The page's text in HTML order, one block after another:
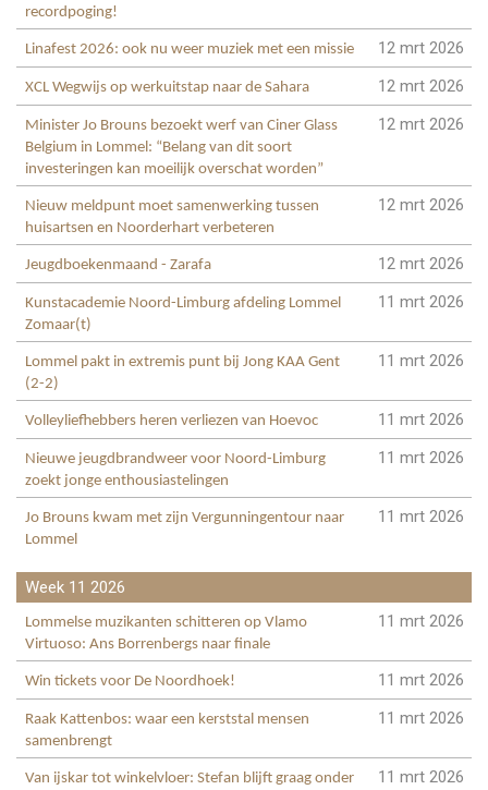
recordpoging!
Linafest 2026: ook nu weer muziek met een missie 12 mrt 2026
XCL Wegwijs op werkuitstap naar de Sahara 12 mrt 2026
Minister Jo Brouns bezoekt werf van Ciner Glass
Belgium in Lommel: “Belang van dit soort
investeringen kan moeilijk overschat worden”
12 mrt 2026
Nieuw meldpunt moet samenwerking tussen
huisartsen en Noorderhart verbeteren
12 mrt 2026
Jeugdboekenmaand - Zarafa 12 mrt 2026
Kunstacademie Noord-Limburg afdeling Lommel
Zomaar(t)
11 mrt 2026
Lommel pakt in extremis punt bij Jong KAA Gent
(2-2)
11 mrt 2026
Volleyliefhebbers heren verliezen van Hoevoc 11 mrt 2026
Nieuwe jeugdbrandweer voor Noord-Limburg
zoekt jonge enthousiastelingen
11 mrt 2026
Jo Brouns kwam met zijn Vergunningentour naar
Lommel
11 mrt 2026
Week 11 2026
Lommelse muzikanten schitteren op Vlamo
Virtuoso: Ans Borrenbergs naar finale
11 mrt 2026
Win tickets voor De Noordhoek! 11 mrt 2026
Raak Kattenbos: waar een kerststal mensen
samenbrengt
11 mrt 2026
Van ijskar tot winkelvloer: Stefan blijft graag onder
11 mrt 2026